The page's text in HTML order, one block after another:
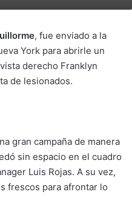
, fue enviado a la
York para abrirle un
derecho Franklyn
de lesionados.
gran campaña de manera
sin espacio en el cuadro
Luis Rojas. A su vez,
frescos para afrontar lo